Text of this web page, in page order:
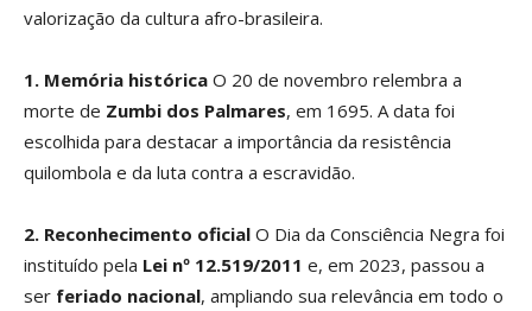
valorização da cultura afro-brasileira.
1. Memória histórica O 20 de novembro relembra a
morte de Zumbi dos Palmares, em 1695. A data foi
escolhida para destacar a importância da resistência
quilombola e da luta contra a escravidão.
2. Reconhecimento oficial O Dia da Consciência Negra foi
instituído pela Lei nº 12.519/2011 e, em 2023, passou a
ser feriado nacional, ampliando sua relevância em todo o